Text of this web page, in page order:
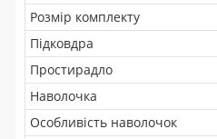
Розмір комплекту
Підковдра
Простирадло
Наволочка
Особливість наволочок